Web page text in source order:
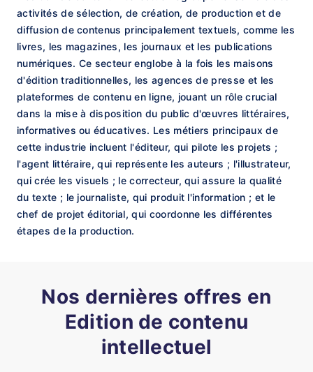
activités de sélection, de création, de production et de
diffusion de contenus principalement textuels, comme les
livres, les magazines, les journaux et les publications
numériques. Ce secteur englobe à la fois les maisons
d'édition traditionnelles, les agences de presse et les
plateformes de contenu en ligne, jouant un rôle crucial
dans la mise à disposition du public d'œuvres littéraires,
informatives ou éducatives. Les métiers principaux de
cette industrie incluent l'éditeur, qui pilote les projets ;
l'agent littéraire, qui représente les auteurs ; l'illustrateur,
qui crée les visuels ; le correcteur, qui assure la qualité
du texte ; le journaliste, qui produit l'information ; et le
chef de projet éditorial, qui coordonne les différentes
étapes de la production.
Nos dernières offres en
Edition de contenu
intellectuel